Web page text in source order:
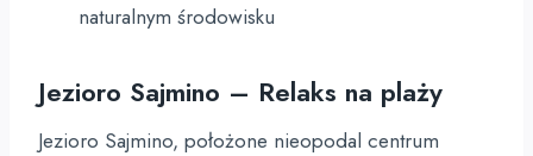
naturalnym środowisku
Jezioro Sajmino – Relaks na plaży
Jezioro Sajmino, położone nieopodal centrum